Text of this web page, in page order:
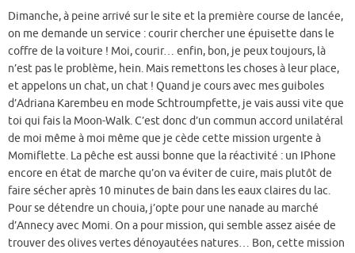
Dimanche, à peine arrivé sur le site et la première course de lancée,
on me demande un service : courir chercher une épuisette dans le
coffre de la voiture ! Moi, courir… enfin, bon, je peux toujours, là
n’est pas le problème, hein. Mais remettons les choses à leur place,
et appelons un chat, un chat ! Quand je cours avec mes guiboles
d’Adriana Karembeu en mode Schtroumpfette, je vais aussi vite que
toi qui fais la Moon-Walk. C’est donc d’un commun accord unilatéral
de moi même à moi même que je cède cette mission urgente à
Momiflette. La pêche est aussi bonne que la réactivité : un IPhone
encore en état de marche qu’on va éviter de cuire, mais plutôt de
faire sécher après 10 minutes de bain dans les eaux claires du lac.
Pour se détendre un chouia, j’opte pour une nanade au marché
d’Annecy avec Momi. On a pour mission, qui semble assez aisée de
trouver des olives vertes dénoyautées natures… Bon, cette mission